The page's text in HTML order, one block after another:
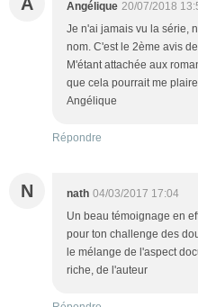
Angélique 20/07/2018
Je n'ai jamais vu la série,
nom. C'est le 2ème avis
M'étant attachée aux
que cela pourrait me
Angélique
Répondre
N nath 04/03/2017 17:04
Un beau témoignage en
pour ton challenge des
le mélange de l'aspect
riche, de l'auteur